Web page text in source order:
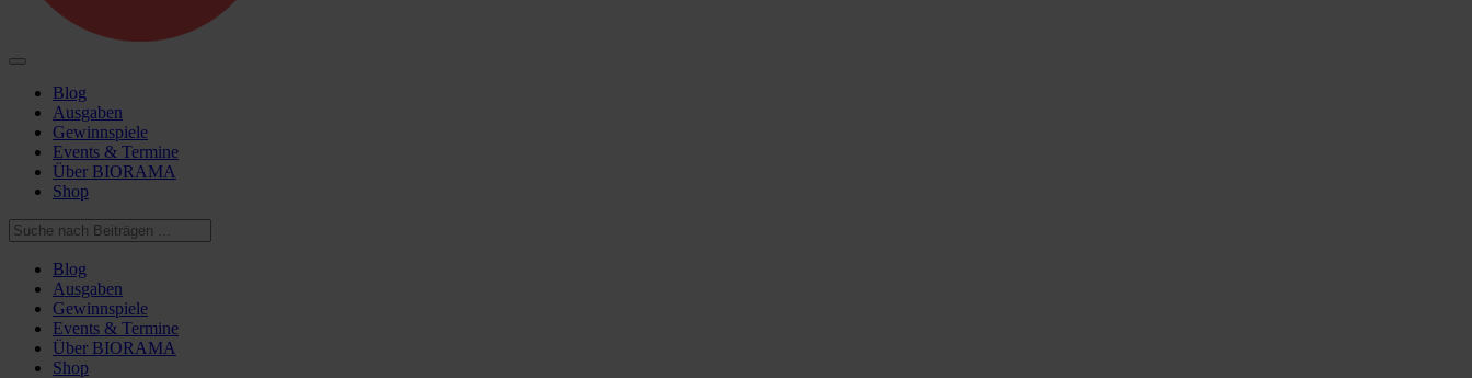
Blog
Ausgaben
Gewinnspiele
Events & Termine
Über BIORAMA
Shop
Blog
Ausgaben
Gewinnspiele
Events & Termine
Über BIORAMA
Shop